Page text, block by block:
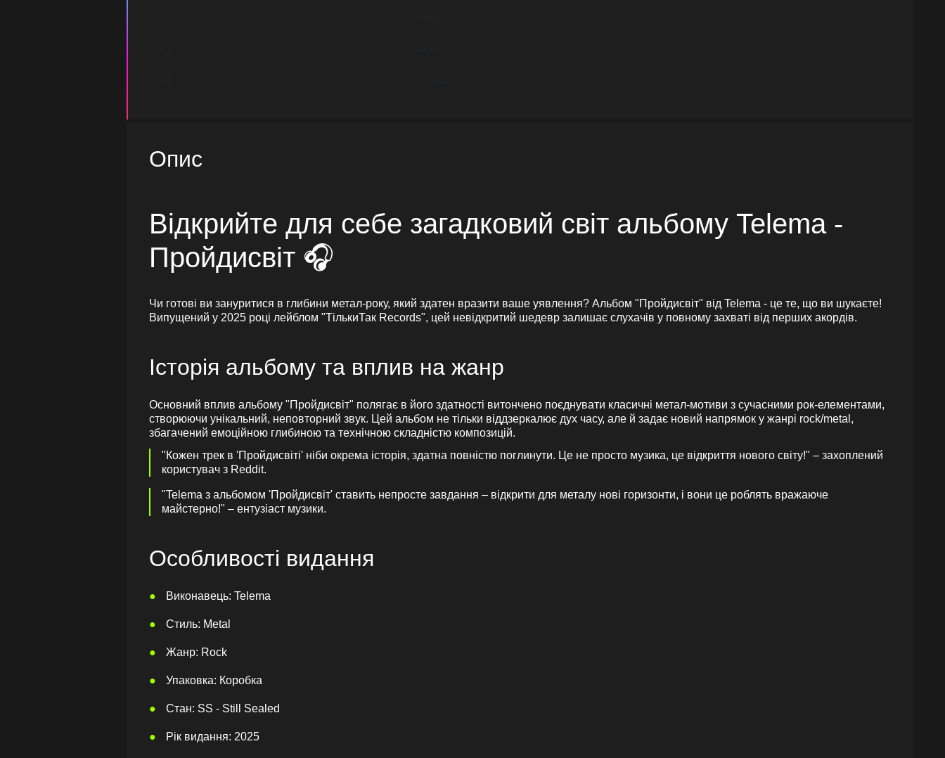
Опис
Відкрийте для себе загадковий світ альбому Telema -
Пройдисвіт 🎧
Чи готові ви зануритися в глибини метал-року, який здатен вразити ваше уявлення? Альбом "Пройдисвіт" від Telema - це те, що ви шукаєте!
Випущений у 2025 році лейблом "ТількиТак Records", цей невідкритий шедевр залишає слухачів у повному захваті від перших акордів.
Історія альбому та вплив на жанр
Основний вплив альбому "Пройдисвіт" полягає в його здатності витончено поєднувати класичні метал-мотиви з сучасними рок-елементами,
створюючи унікальний, неповторний звук. Цей альбом не тільки віддзеркалює дух часу, але й задає новий напрямок у жанрі rock/metal,
збагачений емоційною глибиною та технічною складністю композицій.
"Кожен трек в 'Пройдисвіті' ніби окрема історія, здатна повністю поглинути. Це не просто музика, це відкриття нового світу!" – захоплений
користувач з Reddit.
"Telema з альбомом 'Пройдисвіт' ставить непросте завдання – відкрити для металу нові горизонти, і вони це роблять вражаюче
майстерно!" – ентузіаст музики.
Особливості видання
Виконавець: Telema
Стиль: Metal
Жанр: Rock
Упаковка: Коробка
Стан: SS - Still Sealed
Рік видання: 2025